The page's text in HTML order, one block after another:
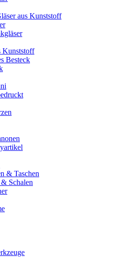
aus Kunststoff
Kunststoff
Besteck
& Taschen
Schalen